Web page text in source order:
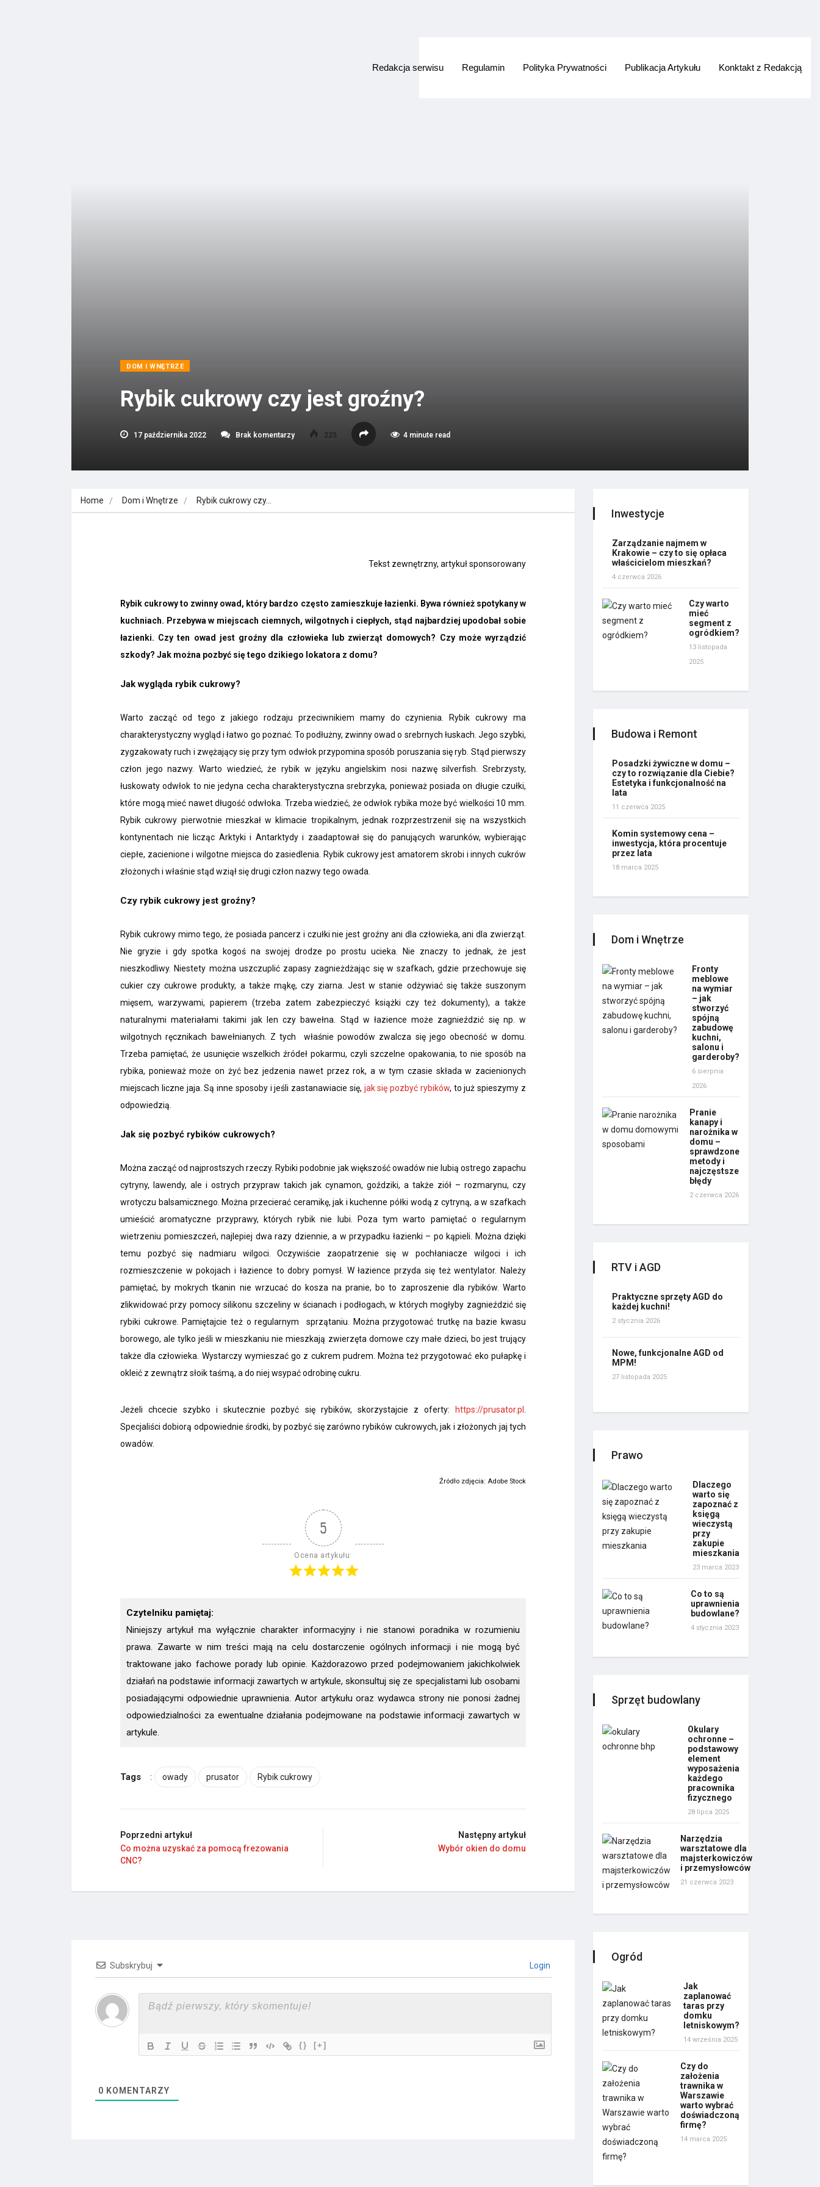
Redakcja serwisu Regulamin Polityka Prywatności Publikacja Artykułu Konktakt z Redakcją
DOM I WNĘTRZE
Rybik cukrowy czy jest groźny?
17 października 2022 Brak komentarzy 225 4 minute read
Home Dom i Wnętrze Rybik cukrowy czy…
Tekst zewnętrzny, artykuł sponsorowany
Rybik cukrowy to zwinny owad, który bardzo często zamieszkuje łazienki. Bywa również spotykany w
kuchniach. Przebywa w miejscach ciemnych, wilgotnych i ciepłych, stąd najbardziej upodobał sobie
łazienki. Czy ten owad jest groźny dla człowieka lub zwierząt domowych? Czy może wyrządzić
szkody? Jak można pozbyć się tego dzikiego lokatora z domu?
Jak wygląda rybik cukrowy?
Warto zacząć od tego z jakiego rodzaju przeciwnikiem mamy do czynienia. Rybik cukrowy ma
charakterystyczny wygląd i łatwo go poznać. To podłużny, zwinny owad o srebrnych łuskach. Jego szybki,
zygzakowaty ruch i zwężający się przy tym odwłok przypomina sposób poruszania się ryb. Stąd pierwszy
człon jego nazwy. Warto wiedzieć, że rybik w języku angielskim nosi nazwę silverfish. Srebrzysty,
łuskowaty odwłok to nie jedyna cecha charakterystyczna srebrzyka, ponieważ posiada on długie czułki,
które mogą mieć nawet długość odwłoka. Trzeba wiedzieć, że odwłok rybika może być wielkości 10 mm.
Rybik cukrowy pierwotnie mieszkał w klimacie tropikalnym, jednak rozprzestrzenił się na wszystkich
kontynentach nie licząc Arktyki i Antarktydy i zaadaptował się do panujących warunków, wybierając
ciepłe, zacienione i wilgotne miejsca do zasiedlenia. Rybik cukrowy jest amatorem skrobi i innych cukrów
złożonych i właśnie stąd wziął się drugi człon nazwy tego owada.
Czy rybik cukrowy jest groźny?
Rybik cukrowy mimo tego, że posiada pancerz i czułki nie jest groźny ani dla człowieka, ani dla zwierząt.
Nie gryzie i gdy spotka kogoś na swojej drodze po prostu ucieka. Nie znaczy to jednak, że jest
nieszkodliwy. Niestety można uszczuplić zapasy zagnieżdżając się w szafkach, gdzie przechowuje się
cukier czy cukrowe produkty, a także mąkę, czy ziarna. Jest w stanie odżywiać się także suszonym
mięsem, warzywami, papierem (trzeba zatem zabezpieczyć książki czy też dokumenty), a także
naturalnymi materiałami takimi jak len czy bawełna. Stąd w łazience może zagnieździć się np. w
wilgotnych ręcznikach bawełnianych. Z tych właśnie powodów zwalcza się jego obecność w domu.
Trzeba pamiętać, że usunięcie wszelkich źródeł pokarmu, czyli szczelne opakowania, to nie sposób na
rybika, ponieważ może on żyć bez jedzenia nawet przez rok, a w tym czasie składa w zacienionych
miejscach liczne jaja. Są inne sposoby i jeśli zastanawiacie się, jak się pozbyć rybików, to już spieszymy z
odpowiedzią.
Jak się pozbyć rybików cukrowych?
Można zacząć od najprostszych rzeczy. Rybiki podobnie jak większość owadów nie lubią ostrego zapachu
cytryny, lawendy, ale i ostrych przypraw takich jak cynamon, goździki, a także ziół – rozmarynu, czy
wrotyczu balsamicznego. Można przecierać ceramikę, jak i kuchenne półki wodą z cytryną, a w szafkach
umieścić aromatyczne przyprawy, których rybik nie lubi. Poza tym warto pamiętać o regularnym
wietrzeniu pomieszczeń, najlepiej dwa razy dziennie, a w przypadku łazienki – po kąpieli. Można dzięki
temu pozbyć się nadmiaru wilgoci. Oczywiście zaopatrzenie się w pochłaniacze wilgoci i ich
rozmieszczenie w pokojach i łazience to dobry pomysł. W łazience przyda się też wentylator. Należy
pamiętać, by mokrych tkanin nie wrzucać do kosza na pranie, bo to zaproszenie dla rybików. Warto
zlikwidować przy pomocy silikonu szczeliny w ścianach i podłogach, w których mogłyby zagnieździć się
rybiki cukrowe. Pamiętajcie też o regularnym sprzątaniu. Można przygotować trutkę na bazie kwasu
borowego, ale tylko jeśli w mieszkaniu nie mieszkają zwierzęta domowe czy małe dzieci, bo jest trujący
także dla człowieka. Wystarczy wymieszać go z cukrem pudrem. Można też przygotować eko pułapkę i
okleić z zewnątrz słoik taśmą, a do niej wsypać odrobinę cukru.
Jeżeli chcecie szybko i skutecznie pozbyć się rybików, skorzystajcie z oferty: https://prusator.pl .
Specjaliści dobiorą odpowiednie środki, by pozbyć się zarówno rybików cukrowych, jak i złożonych jaj tych
owadów.
Źródło zdjęcia: Adobe Stock
5
Ocena artykułu:
Czytelniku pamiętaj:
Niniejszy artykuł ma wyłącznie charakter informacyjny i nie stanowi poradnika w rozumieniu
prawa. Zawarte w nim treści mają na celu dostarczenie ogólnych informacji i nie mogą być
traktowane jako fachowe porady lub opinie. Każdorazowo przed podejmowaniem jakichkolwiek
działań na podstawie informacji zawartych w artykule, skonsultuj się ze specjalistami lub osobami
posiadającymi odpowiednie uprawnienia. Autor artykułu oraz wydawca strony nie ponosi żadnej
odpowiedzialności za ewentualne działania podejmowane na podstawie informacji zawartych w
artykule.
Tags : owady prusator Rybik cukrowy
Poprzedni artykuł
Co można uzyskać za pomocą frezowania
CNC?
Następny artykuł
Wybór okien do domu
Subskrybuj Login
{} [+]
0 KOMENTARZY
Inwestycje
Zarządzanie najmem w
Krakowie – czy to się opłaca
właścicielom mieszkań?
4 czerwca 2026
Czy warto
mieć
segment z
ogródkiem?
13 listopada
2025
Budowa i Remont
Posadzki żywiczne w domu –
czy to rozwiązanie dla Ciebie?
Estetyka i funkcjonalność na
lata
11 czerwca 2025
Komin systemowy cena –
inwestycja, która procentuje
przez lata
18 marca 2025
Dom i Wnętrze
Fronty
meblowe
na wymiar
– jak
stworzyć
spójną
zabudowę
kuchni,
salonu i
garderoby?
6 sierpnia
2026
Pranie
kanapy i
narożnika w
domu –
sprawdzone
metody i
najczęstsze
błędy
2 czerwca 2026
RTV i AGD
Praktyczne sprzęty AGD do
każdej kuchni!
2 stycznia 2026
Nowe, funkcjonalne AGD od
MPM!
27 listopada 2025
Prawo
Dlaczego
warto się
zapoznać z
księgą
wieczystą
przy
zakupie
mieszkania
23 marca 2023
Co to są
uprawnienia
budowlane?
4 stycznia 2023
Sprzęt budowlany
Okulary
ochronne –
podstawowy
element
wyposażenia
każdego
pracownika
fizycznego
28 lipca 2025
Narzędzia
warsztatowe dla
majsterkowiczów
i przemysłowców
21 czerwca 2023
Ogród
Jak
zaplanować
taras przy
domku
letniskowym?
14 września 2025
Czy do
założenia
trawnika w
Warszawie
warto wybrać
doświadczoną
firmę?
14 marca 2025